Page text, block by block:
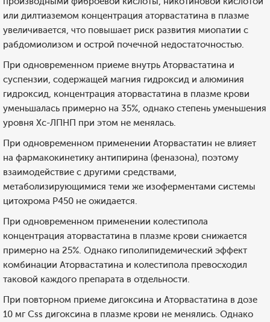
или дилтиаземом концентрация аторвастатина в плазме
увеличивается, что повышает риск развития миопатии с
рабдомиолизом и острой почечной недостаточностью.
При одновременном приеме внутрь Аторвастатина и
суспензии, содержащей магния гидроксид и алюминия
гидроксид, концентрация аторвастатина в плазме крови
уменьшалась примерно на 35%, однако степень уменьшения
уровня Хс-ЛПНП при этом не менялась.
При одновременном применении Аторвастатин не влияет
на фармакокинетику антипирина (феназона), поэтому
взаимодействие с другими средствами,
метаболизирующимися теми же изоферментами системы
цитохрома Р450 не ожидается.
При одновременном применении колестипола
концентрация аторвастатина в плазме крови снижается
примерно на 25%. Однако гиполипидемический эффект
комбинации Аторвастатина и колестипола превосходил
таковой каждого препарата в отдельности.
При повторном приеме дигоксина и Аторвастатина в дозе
10 мг Css дигоксина в плазме крови не менялись. Однако